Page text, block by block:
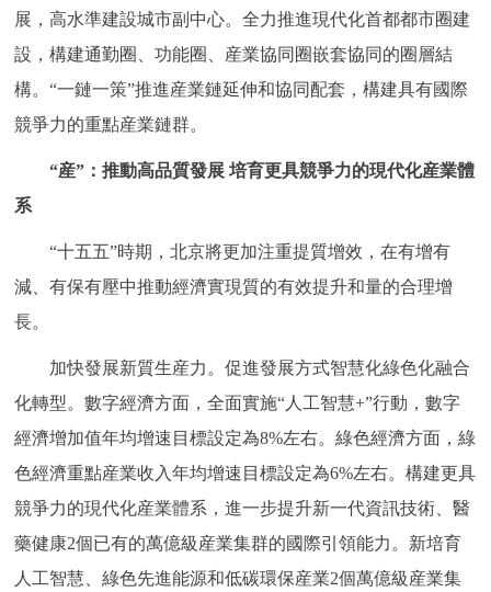
展，高水準建設城市副中心。全力推進現代化首都都市圈建
設，構建通勤圈、功能圈、産業協同圈嵌套協同的圈層結
構。“一鏈一策”推進産業鏈延伸和協同配套，構建具有國際
競爭力的重點産業鏈群。
“産”：推動高品質發展 培育更具競爭力的現代化産業體
系
“十五五”時期，北京將更加注重提質增效，在有增有
減、有保有壓中推動經濟實現質的有效提升和量的合理增
長。
加快發展新質生産力。促進發展方式智慧化綠色化融合
化轉型。數字經濟方面，全面實施“人工智慧+”行動，數字
經濟增加值年均增速目標設定為8%左右。綠色經濟方面，綠
色經濟重點産業收入年均增速目標設定為6%左右。構建更具
競爭力的現代化産業體系，進一步提升新一代資訊技術、醫
藥健康2個已有的萬億級産業集群的國際引領能力。新培育
人工智慧、綠色先進能源和低碳環保産業2個萬億級産業集